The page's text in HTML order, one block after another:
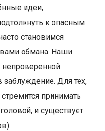
идеи,
к опасным
становимся
обмана. Наши
непроверенной
заблуждение. Для тех,
принимать
и существует